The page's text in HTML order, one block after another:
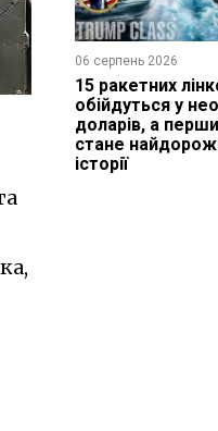
06 серпень 2026
15 ракетних
обійдуться у
доларів, а
стане
історії